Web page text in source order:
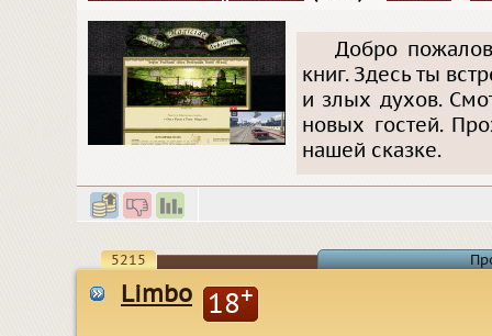
Добро
книг. Здесь ты
и злых духов.
новых гостей.
нашей сказке.
5215
Limbo 18+